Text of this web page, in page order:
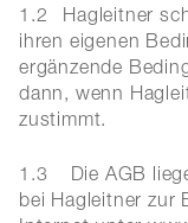
1.2
Hagleitner
ihren eigenen
ergänzende
dann, wenn
zustimmt.
1.3 Die AGB
bei Hagleitner zur